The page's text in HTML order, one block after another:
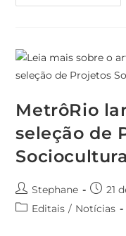
MetrôRio
seleção de
Stephane
21
Editais / Notícias